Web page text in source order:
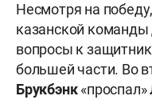
Несмотря на
казанской
вопросы к
большей части. Во
Брукбэнк«проспал»